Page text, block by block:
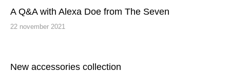
A Q&A with Alexa Doe from The Seven
22 november 2021
New accessories collection